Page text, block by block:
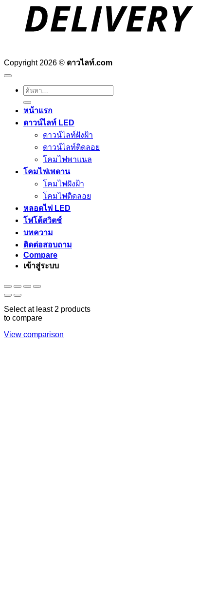
Copyright 2026 © ดาวไลท์.com
ค้นหา:
หน้าแรก
ดาวน์ไลท์ LED
ดาวน์ไลท์ฝังฝ้า
ดาวน์ไลท์ติดลอย
โคมไฟพาแนล
โคมไฟเพดาน
โคมไฟฝังฝ้า
โคมไฟติดลอย
หลอดไฟ LED
โฟโต้สวิตช์
บทความ
ติดต่อสอบถาม
Compare
เข้าสู่ระบบ
Select at least 2 products
to compare
View comparison